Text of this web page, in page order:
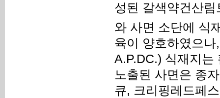
성된 갈색약건산림
와 사면 소단에 식
육이 양호하였으
A.P.DC.) 식재지는
노출된 사면은 종
큐, 크리핑레드페